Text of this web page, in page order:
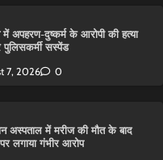
अपहरण-दुष्कर्म के आरोपी की हत्या
पुलिसकर्मी सस्पेंड
7, 2026 0
अस्पताल में मरीज की मौत के बाद
लगाया गंभीर आरोप